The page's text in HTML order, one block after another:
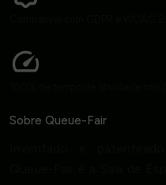
Sobre Queue-Fair